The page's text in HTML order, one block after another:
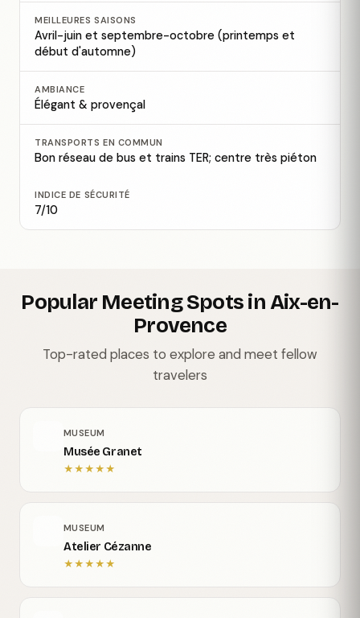
MEILLEURES SAISONS
Avril-juin et septembre-octobre (printemps et
début d'automne)
AMBIANCE
Élégant & provençal
TRANSPORTS EN COMMUN
Bon réseau de bus et trains TER; centre très piéton
INDICE DE SÉCURITÉ
7/10
Popular Meeting Spots in Aix-en-
Provence
Top-rated places to explore and meet fellow
travelers
MUSEUM
Musée Granet
★★★★★
MUSEUM
Atelier Cézanne
★★★★★